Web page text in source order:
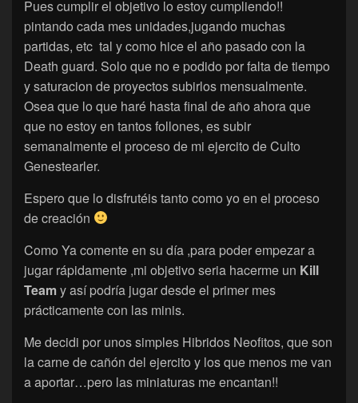
Pues cumplir el objetivo lo estoy cumpliendo!!
pintando cada mes unidades,jugando muchas
partidas, etc tal y como hice el año pasado con la
Death guard. Solo que no e podido por falta de tiempo
y saturacion de proyectos subirlos mensualmente.
Osea que lo que haré hasta final de año ahora que
que no estoy en tantos follones, es subir
semanalmente el proceso de mi ejercito de Culto
Genestearler.
Espero que lo disfrutéis tanto como yo en el proceso
de creación
Como Ya comente en su día ,para poder empezar a
jugar rápidamente ,mi objetivo seria hacerme un Kill
Teamy así podría jugar desde el primer mes
prácticamente con las minis.
Me decidi por unos simples Hibridos Neofitos, que son
la carne de cañón del ejercito y los que menos me van
a aportar…pero las miniaturas me encantan!!